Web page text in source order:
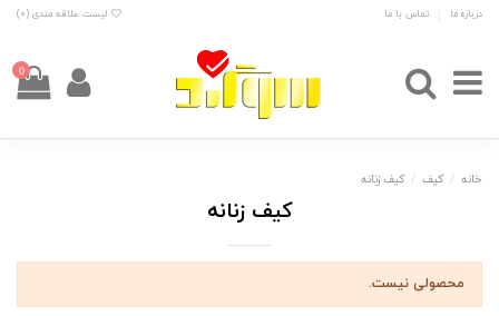
درباره ما تماس با ما لیست علاقه مندی (0
)
0
خانه کیف کیف زنانه
کیف زنانه
محصولی نیست.